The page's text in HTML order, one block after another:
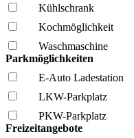
Kühl­schrank
Kochmöglich­keit
Wasch­maschine
Parkmöglichkeiten
E-Auto Ladestation
LKW-Parkplatz
PKW-Parkplatz
Freizeitangebote